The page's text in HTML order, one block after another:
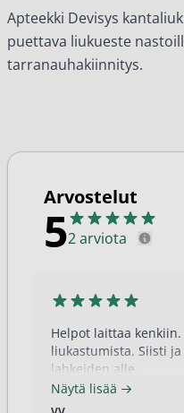
Apteekki Devisys
puettava liukueste
tarranauhakiinnitys.
Arvostelut
52 arviota
Helpot laittaa
liukastumista. Siisti
lahkeiden alle.
Näytä lisää